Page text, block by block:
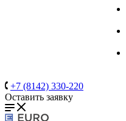
+7 (8142) 330-220
Оставить заявку